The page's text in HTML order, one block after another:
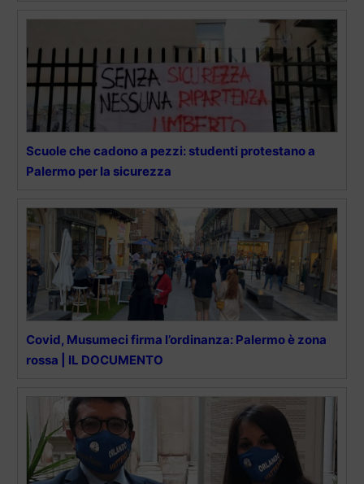
Scuole che cadono a pezzi: studenti protestano a
Palermo per la sicurezza
Covid, Musumeci firma l’ordinanza: Palermo è zona
rossa | IL DOCUMENTO